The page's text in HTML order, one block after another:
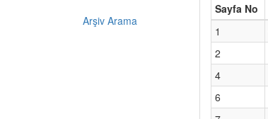
Arşiv Arama
Sayfa No
1
2
4
6